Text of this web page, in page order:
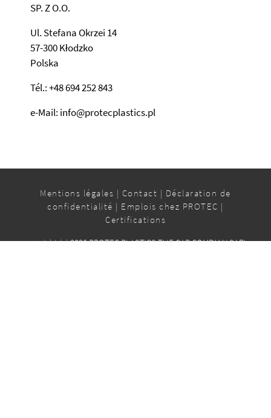
SP. Z O.O.
Ul. Stefana Okrzei 14
57-300 Kłodzko
Polska
Tél.: +48 694 252 843
e-Mail: info@protecplastics.pl
Mentions légales | Contact | Déclaration de
confidentialité | Emplois chez PROTEC |
Certifications
copyright (c) 2026 PROTEC PLASTICS THE CAP COMPANY SARL